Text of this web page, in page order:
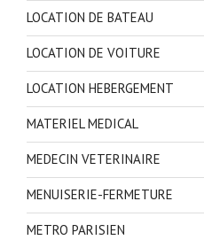
LOCATION DE BATEAU
LOCATION DE VOITURE
LOCATION HEBERGEMENT
MATERIEL MEDICAL
MEDECIN VETERINAIRE
MENUISERIE-FERMETURE
METRO PARISIEN